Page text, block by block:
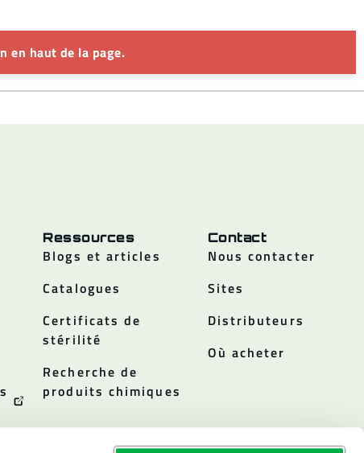
en haut de la page.
Ressources
Blogs et articles
Catalogues
Certificats de
stérilité
Recherche de
produits chimiques
Contact
Nous contacter
Sites
Distributeurs
Où acheter